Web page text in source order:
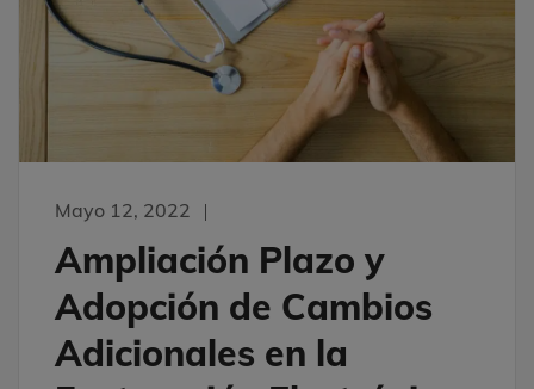
Mayo 12, 2022
Ampliación Plazo y
Adopción de Cambios
Adicionales en la